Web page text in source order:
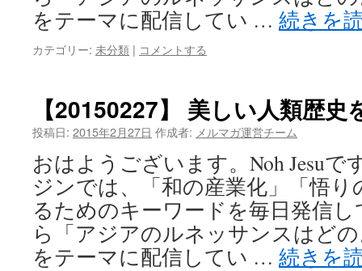
をテーマに配信してい … 続きを
カテゴリー: 未分類 | コメントする
【20150227】 美しい人類歴
投稿日: 2015年2月27日 作成者: メルマガ運営チーム
おはようございます。Noh Jesuで
ジンでは、「和の産業化」「悟
るためのキーワードを毎日発信
ら「アジアのルネッサンスはど
をテーマに配信してい … 続きを